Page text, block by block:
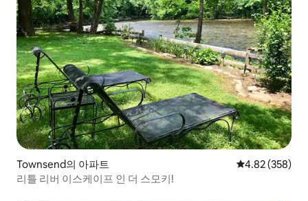
Townsend의 아파트 평점 4.82점(5
4.82 (358)
리틀 리버 이스케이프 인 더 스모키!